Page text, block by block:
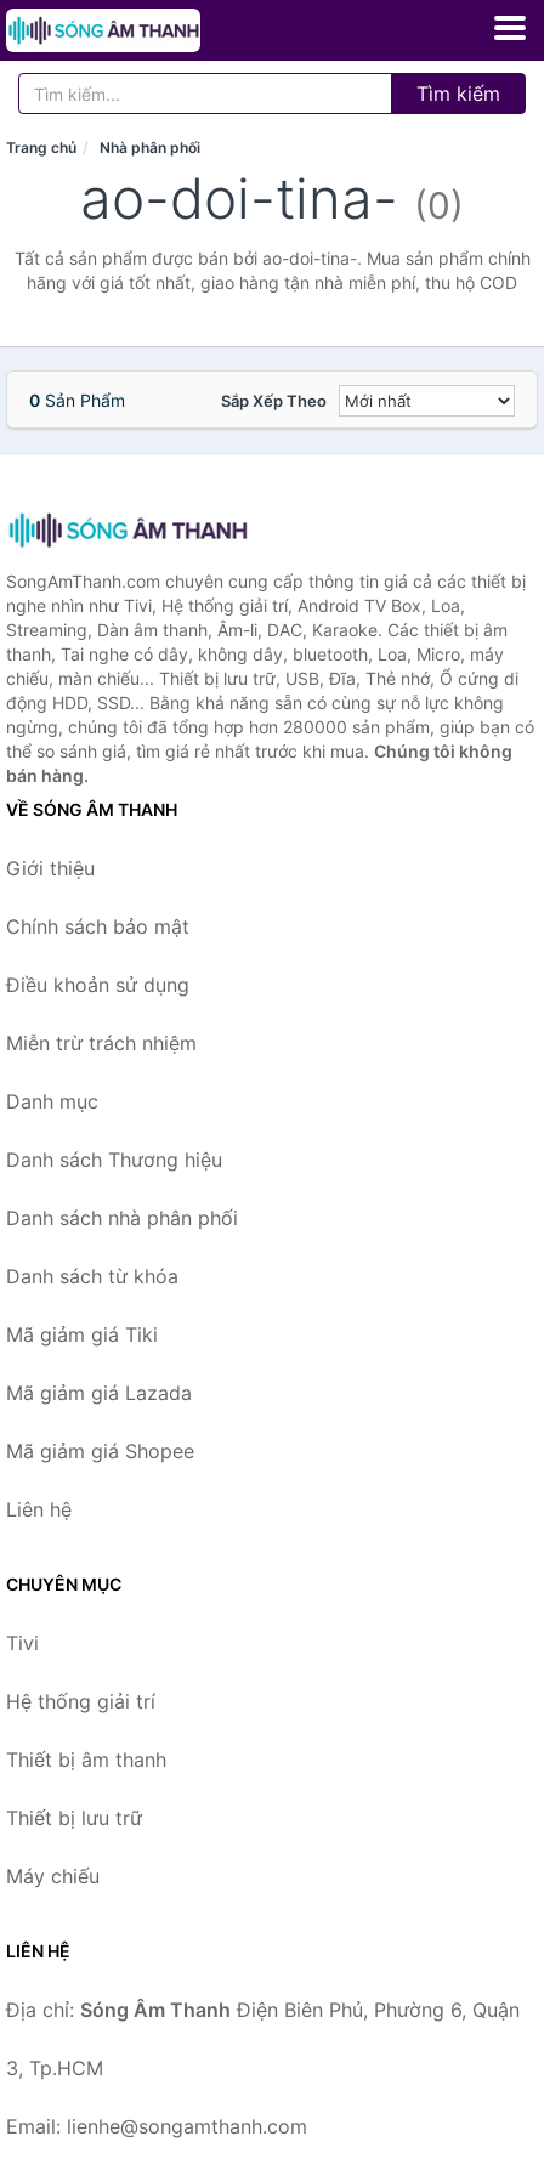
Tìm kiếm
Trang chủ Nhà phân phối
ao-doi-tina- (0)
Tất cả sản phẩm được bán bởi ao-doi-tina-. Mua sản phẩm chính
hãng với giá tốt nhất, giao hàng tận nhà miễn phí, thu hộ COD
0 Sản Phẩm Sắp Xếp Theo
SongAmThanh.com chuyên cung cấp thông tin giá cả các thiết bị
nghe nhìn như Tivi, Hệ thống giải trí, Android TV Box, Loa,
Streaming, Dàn âm thanh, Âm-li, DAC, Karaoke. Các thiết bị âm
thanh, Tai nghe có dây, không dây, bluetooth, Loa, Micro, máy
chiếu, màn chiếu... Thiết bị lưu trữ, USB, Đĩa, Thẻ nhớ, Ổ cứng di
động HDD, SSD... Bằng khả năng sẵn có cùng sự nỗ lực không
ngừng, chúng tôi đã tổng hợp hơn 280000 sản phẩm, giúp bạn có
thể so sánh giá, tìm giá rẻ nhất trước khi mua. Chúng tôi không
bán hàng.
VỀ SÓNG ÂM THANH
Giới thiệu
Chính sách bảo mật
Điều khoản sử dụng
Miễn trừ trách nhiệm
Danh mục
Danh sách Thương hiệu
Danh sách nhà phân phối
Danh sách từ khóa
Mã giảm giá Tiki
Mã giảm giá Lazada
Mã giảm giá Shopee
Liên hệ
CHUYÊN MỤC
Tivi
Hệ thống giải trí
Thiết bị âm thanh
Thiết bị lưu trữ
Máy chiếu
LIÊN HỆ
Địa chỉ: Sóng Âm Thanh Điện Biên Phủ, Phường 6, Quận
3, Tp.HCM
Email: lienhe@songamthanh.com